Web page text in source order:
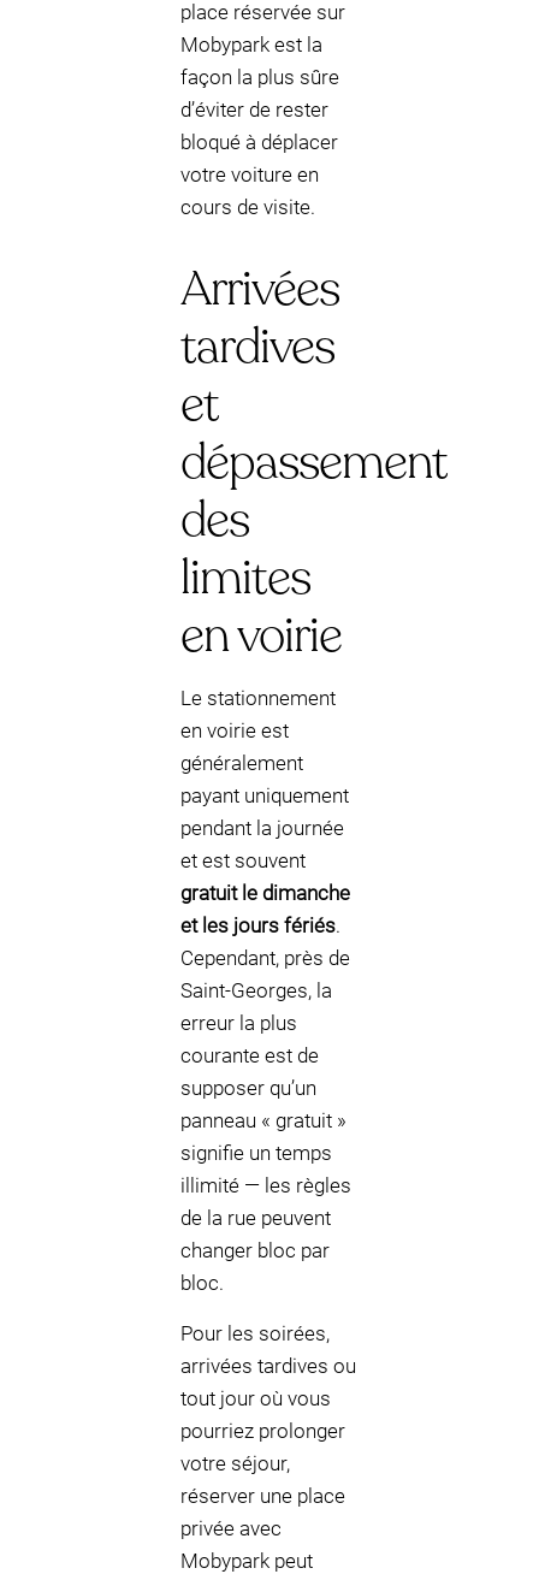
place réservée sur
Mobypark est la
façon la plus sûre
d’éviter de rester
bloqué à déplacer
votre voiture en
cours de visite.
Arrivées
tardives
et
dépassement
des
limites
en voirie
Le stationnement
en voirie est
généralement
payant uniquement
pendant la journée
et est souvent
gratuit le dimanche
et les jours fériés.
Cependant, près de
Saint-Georges, la
erreur la plus
courante est de
supposer qu’un
panneau « gratuit »
signifie un temps
illimité — les règles
de la rue peuvent
changer bloc par
bloc.
Pour les soirées,
arrivées tardives ou
tout jour où vous
pourriez prolonger
votre séjour,
réserver une place
privée avec
Mobypark peut